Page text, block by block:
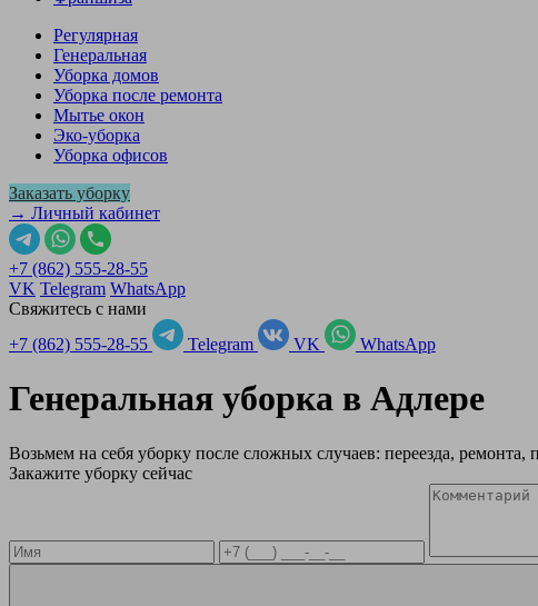
Регулярная
Генеральная
Уборка домов
Уборка после ремонта
Мытье окон
Эко-уборка
Уборка офисов
Заказать уборку
→ Личный кабинет
+7 (862) 555-28-55
VK Telegram WhatsApp
Свяжитесь с нами
+7 (862) 555-28-55
Telegram VK WhatsApp
Генеральная уборка в Адлере
Возьмем на себя уборку после сложных случаев: переезда,
Закажите уборку сейчас